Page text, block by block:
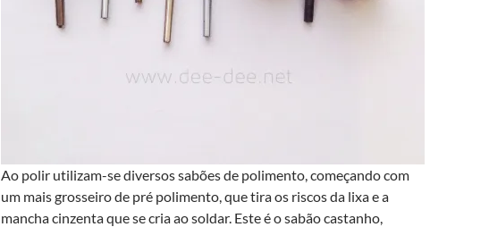
Ao polir utilizam-se diversos sabões de polimento, começando com
um mais grosseiro de pré polimento, que tira os riscos da lixa e a
mancha cinzenta que se cria ao soldar. Este é o sabão castanho,